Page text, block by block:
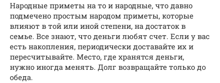
Народные приметы на то и народные, что давно
подмечено простым народом приметы, которые
влияют в той или иной степени, на достаток в
семье. Все знают, что деньги любят счет. Если у вас
есть накопления, периодически доставайте их и
пересчитывайте. Место, где хранятся деньги,
нужно иногда менять. Долг возвращайте только до
обеда.